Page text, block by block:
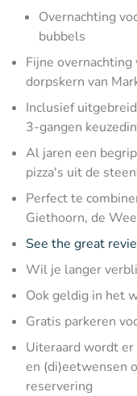
Overnachting
bubbels
Fijne
dorpskern van
Inclusief
3-gangen
Al jaren een
pizza's uit de
Perfect te
Giethoorn, de
See the great
Wil je langer
Ook geldig in het
Gratis parkeren
Uiteraard wordt
en (di)eetwensen
reservering